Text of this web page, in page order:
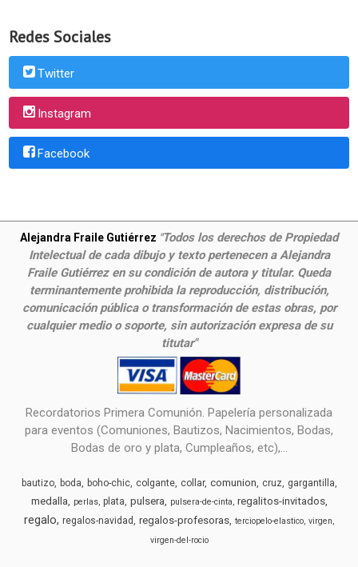
Redes Sociales
Twitter
Instagram
Facebook
Alejandra Fraile Gutiérrez "Todos los derechos de Propiedad
Intelectual de cada dibujo y texto pertenecen a Alejandra
Fraile Gutiérrez en su condición de autora y titular. Queda
terminantemente prohibida la reproducción, distribución,
comunicación pública o transformación de estas obras, por
cualquier medio o soporte, sin autorización expresa de su
titutar"
Recordatorios Primera Comunión. Papelería personalizada
para eventos (Comuniones, Bautizos, Nacimientos, Bodas,
Bodas de oro y plata, Cumpleaños, etc),...
bautizo boda boho-chic colgante collar comunion cruz gargantilla
medalla perlas plata pulsera pulsera-de-cinta regalitos-invitados
regalo regalos-navidad regalos-profesoras terciopelo-elastico virgen
virgen-del-rocio